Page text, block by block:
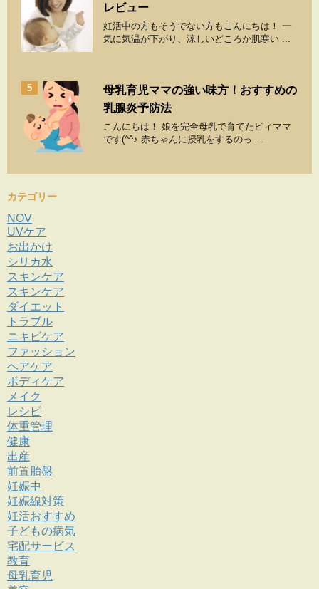
レビュー
妊活中の方もそうでない方もこんにちは！ 一
気に気温が下がり、涼しいどころか肌寒い ...
5
母乳育児ママの強い味方！おすすめの
乳腺炎予防法
こんにちは！ 娘を完全母乳で育てたピィママ
です(^^♪ 赤ちゃんに授乳をするのっ ...
カテゴリー
NOV
UVケア
お出かけ
シリカ水
スキンケア
スキンケア
ダイエット
トラブル
ニキビケア
ファッション
ヘアケア
ボディケア
メイク
レシピ
体重管理
健康
出産
前置胎盤
妊娠中
妊娠線対策
妊活おすすめ
子どもの病気
宅配サービス
教育
母乳育児